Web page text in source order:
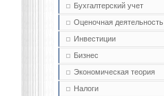
Бухгалтерский учет
Оценочная деятельность
Инвестиции
Бизнес
Экономическая теория
Налоги